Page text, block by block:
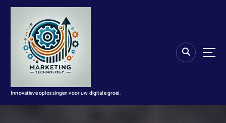
n
Innovatieve oplossingen voor uw digitale groei.